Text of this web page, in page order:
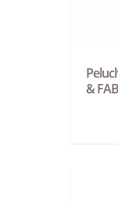
&